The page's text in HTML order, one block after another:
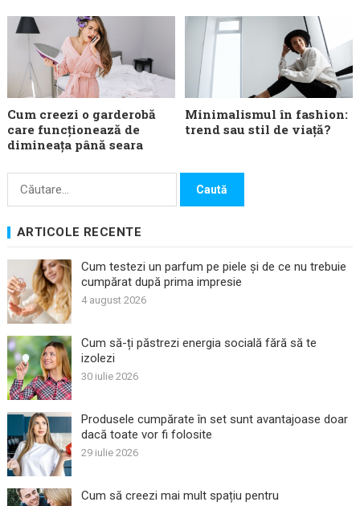
Cum creezi o garderobă
care funcționează de
dimineața până seara
Minimalismul în fashion:
trend sau stil de viață?
ARTICOLE RECENTE
Cum testezi un parfum pe piele și de ce nu trebuie
cumpărat după prima impresie
4 august 2026
Cum să-ți păstrezi energia socială fără să te
izolezi
30 iulie 2026
Produsele cumpărate în set sunt avantajoase doar
dacă toate vor fi folosite
29 iulie 2026
Cum să creezi mai mult spațiu pentru